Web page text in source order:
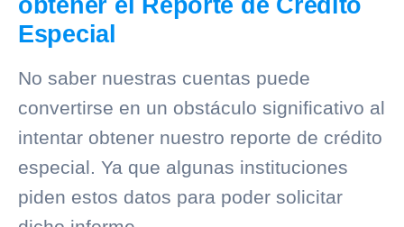
Especial
No saber nuestras cuentas puede
convertirse en un obstáculo significativo al
intentar obtener nuestro reporte de crédito
especial. Ya que algunas instituciones
piden estos datos para poder solicitar